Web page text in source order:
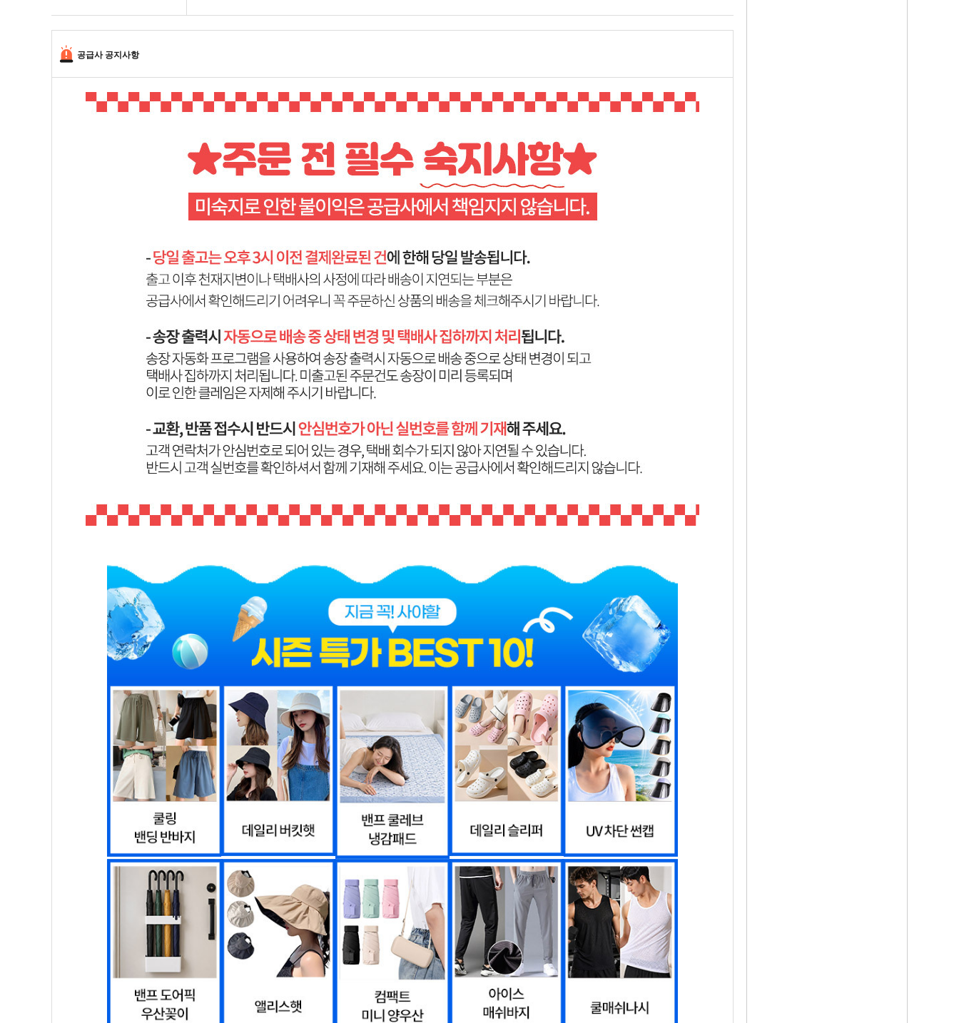
공급사 공지사항